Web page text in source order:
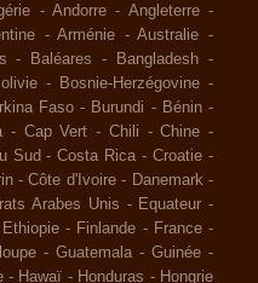
-Andorre - Angleterre -
-Arménie -Australie -
- Baléares - Bangladesh -
- Bosnie-Herzégovine -
Faso - Burundi - Bénin -
- Cap Vert - Chili -Chine -
Sud -Costa Rica -Croatie -
-Côte d'Ivoire - Danemark -
Arabes Unis - Equateur -
Ethiopie - Finlande - France -
- Guatemala - Guinée -
- Hawaï - Honduras - Hongrie